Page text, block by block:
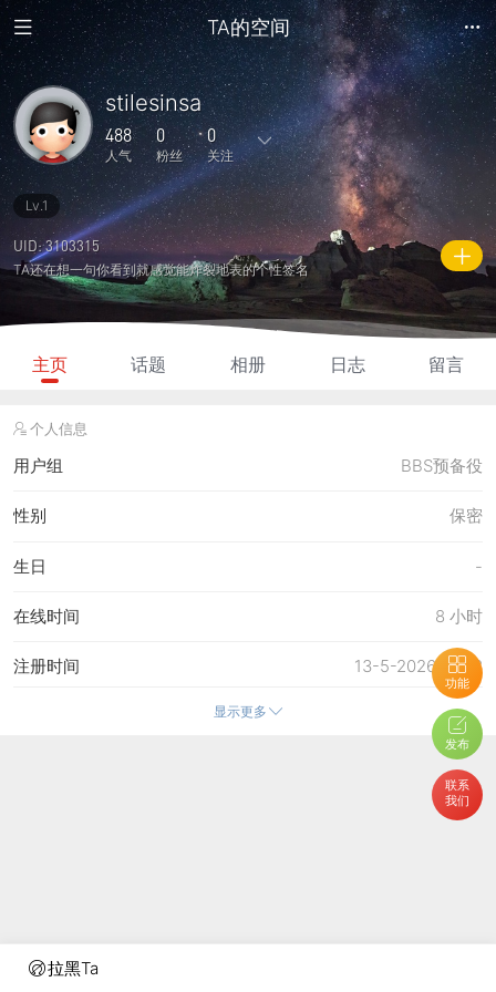
拉黑Ta
TA的空间
功能
发布
联系
我们
stilesinsa
488
人气
0
粉丝
0
关注
1
主题
30
回复
0
日志
0
相册
0
好友
0 0
关注
0
说说
488
人气 积分
Lv.1
UID: 3103315
TA还在想一句你看到就感觉能炸裂地表的个性签名
主页 话题 相册 日志 留言
个人信息
用户组 BBS预备役
保密
性别
-
生日
8 小时
在线时间
13-5-2026 15:38
注册时间
8-8-2026 10:18
4-8-2026 12:09
4-8-2026 14:53
显示更多